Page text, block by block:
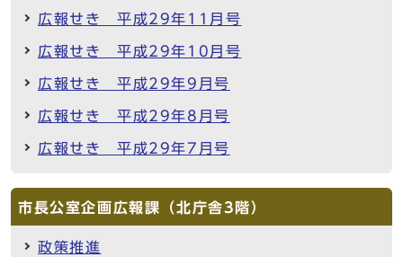
広報せき 平成29年11月号
広報せき 平成29年10月号
広報せき 平成29年9月号
広報せき 平成29年8月号
広報せき 平成29年7月号
市長公室企画広報課（北庁舎3階）
政策推進